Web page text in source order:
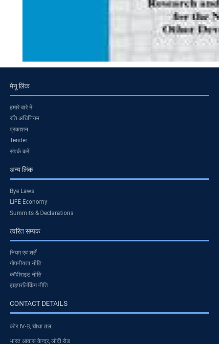
मेनू लिंक
हमारे बारे में
रति अधिनियम
प्रकाशन
Tender
संपर्क करें
अन्य लिंक
Bye Laws
LiFE Economy
Summits & Declarations
त्वरित सम्पक
नियम एवं शर्तें
गोपनीयता नीति
कॉपीराइट नीति
हाइपरलिंकिंग नीति
CONTACT DETAILS
कोर IV-B, चौथा तल
भारत आवास केन्द्र, लोदी रोड